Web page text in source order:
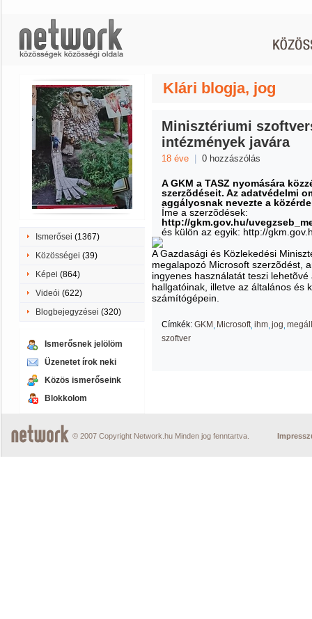
Ismerősei (1367)
Közösségei (39)
Képei (864)
Videói (622)
Blogbejegyzései (320)
Ismerősnek jelölöm
Üzenetet írok neki
Közös ismerőseink
Blokkolom
Klári blogja, jog
Minisztériumi
intézmények javára
18 éve 0 hozzászólás
A GKM a TASZ nyomására
szerzõdéseit. Az adatvédelmi
aggályosnak nevezte a
Íme a szerzõdések:
http://gkm.gov.hu/
és külön az egyik: http://
A Gazdasági és Közlekedési
megalapozó Microsoft szerzõdést,
ingyenes használatát teszi
hallgatóinak, illetve az általános és
számítógépein.
Címkék: GKM Microsoft ihm jog
szoftver
© 2007 Copyright Network.hu Minden jog fenntartva.